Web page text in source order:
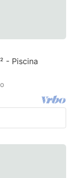
- Piscina